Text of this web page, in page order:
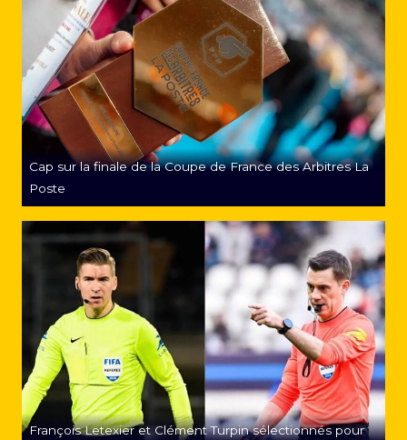
Cap sur la finale de la Coupe de France des Arbitres La
Poste
François Letexier et Clément Turpin sélectionnés pour